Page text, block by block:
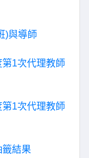
)與導師
1次代理教師
1次代理教師
結果